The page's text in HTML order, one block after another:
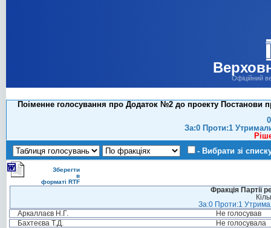
Офіційний
Поіменне голосування про Додаток №2 до проекту Постанови
За:0 Проти:1
- Вибрати зі
Зберегти
в
форматі RTF
Фракція Партії
За:0 Проти:1
Аркаллаєв Н.Г.
Не голосував
Бахтеєва Т.Д.
Не голосувала